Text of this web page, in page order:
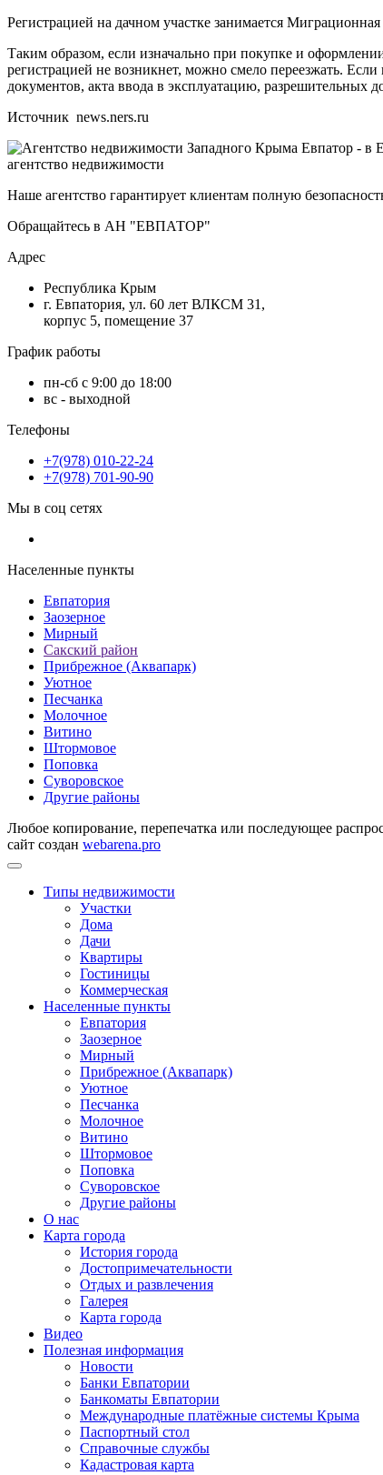
Регистрацией на дачном участке занимается
Таким образом, если изначально при покупке и
регистрацией не возникнет, можно смело переезжать.
документов, акта ввода в эксплуатацию, разрешительных
Источник news.ners.ru
агентство недвижимости
Наше агентство гарантирует клиентам полную
Обращайтесь в АН "ЕВПАТОР"
Адрес
Республика Крым
г. Евпатория, ул. 60 лет ВЛКСМ 31,
корпус 5, помещение 37
График работы
пн-сб с 9:00 до 18:00
вс - выходной
Телефоны
+7(978) 010-22-24
+7(978) 701-90-90
Мы в соц сетях
Населенные пункты
Евпатория
Заозерное
Мирный
Сакский район
Прибрежное (Аквапарк)
Уютное
Песчанка
Молочное
Витино
Штормовое
Поповка
Суворовское
Другие районы
Любое копирование, перепечатка или последующее
сайт создан webarena.pro
Типы недвижимости
Участки
Дома
Дачи
Квартиры
Гостиницы
Коммерческая
Населенные пункты
Евпатория
Заозерное
Мирный
Прибрежное (Аквапарк)
Уютное
Песчанка
Молочное
Витино
Штормовое
Поповка
Суворовское
Другие районы
О нас
Карта города
История города
Достопримечательности
Отдых и развлечения
Галерея
Карта города
Видео
Полезная информация
Новости
Банки Евпатории
Банкоматы Евпатории
Международные платёжные системы Крыма
Паспортный стол
Справочные службы
Кадастровая карта